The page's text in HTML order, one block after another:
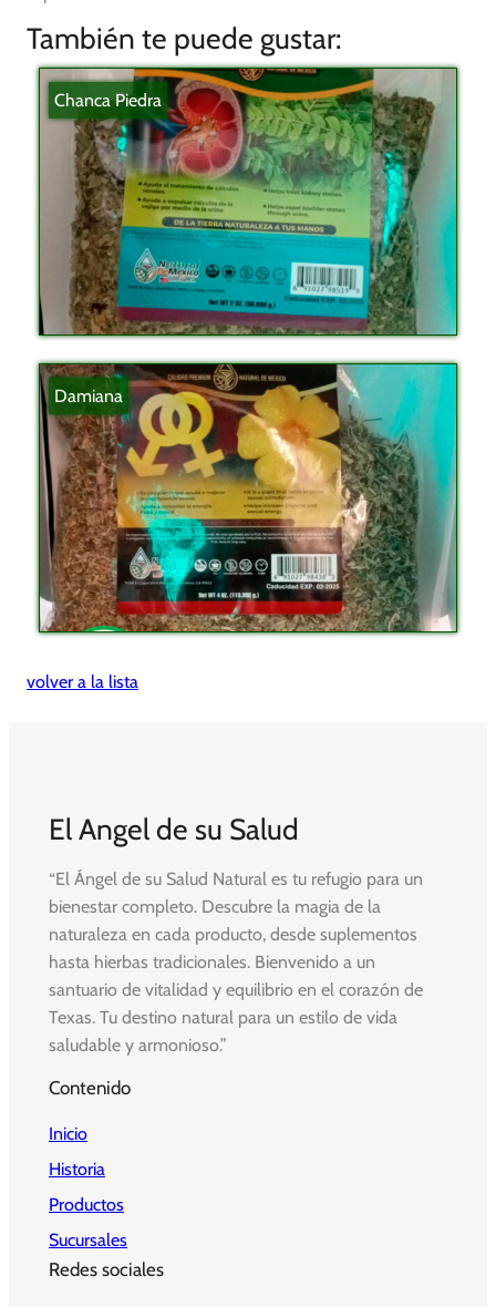
También te puede gustar:
Chanca Piedra
Damiana
volver a la lista
El Angel de su Salud
“El Ángel de su Salud Natural es tu refugio para un
bienestar completo. Descubre la magia de la
naturaleza en cada producto, desde suplementos
hasta hierbas tradicionales. Bienvenido a un
santuario de vitalidad y equilibrio en el corazón de
Texas. Tu destino natural para un estilo de vida
saludable y armonioso.”
Contenido
Inicio
Historia
Productos
Sucursales
Redes sociales